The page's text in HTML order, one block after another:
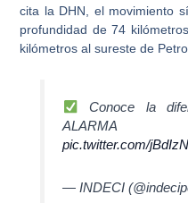
cita la DHN, el movimiento
profundidad de 74
kilómetros al sureste de
Conoce la
pic.twitter.com/
— INDECI